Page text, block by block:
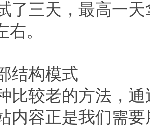
了三天，最高一
右。
结构模式
比较老的方法，
内容正是我们需